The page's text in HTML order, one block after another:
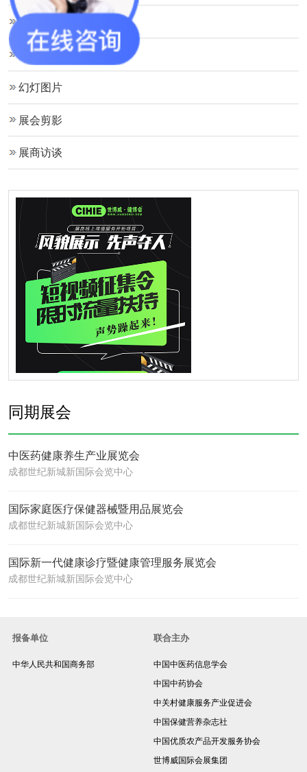
客户心得
历届回顾
幻灯图片
展会剪影
展商访谈
同期展会
中医药健康养生产业展览会
成都世纪新城新国际会览中心
国际家庭医疗保健器械暨用品展览会
成都世纪新城新国际会览中心
国际新一代健康诊疗暨健康管理服务展览会
成都世纪新城新国际会览中心
报备单位
中华人民共和国商务部
联合主办
中国中医药信息学会
中国中药协会
中关村健康服务产业促进会
中国保健营养杂志社
中国优质农产品开发服务协会
世博威国际会展集团